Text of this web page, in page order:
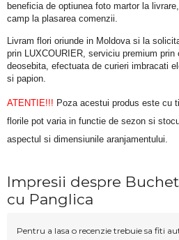
beneficia de optiunea foto martor la
camp la plasarea comenzii.
Livram flori oriunde in Moldova si la
prin LUXCOURIER, serviciu premium
deosebita, efectuata de curieri imbracati
si papion.
ATENTIE!!! Poza acestui produs este cu
florile pot varia in functie de sezon si
aspectul si dimensiunile aranjamentului.
Impresii despre
cu Panglica
Pentru a lasa o recenzie trebuie sa fiti